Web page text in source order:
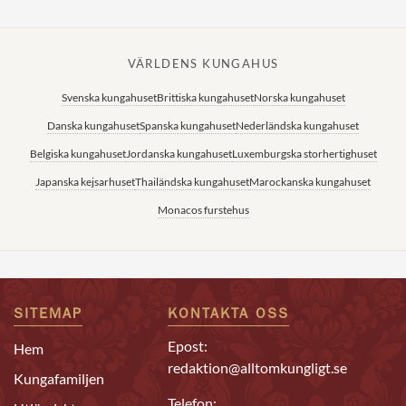
VÄRLDENS KUNGAHUS
Svenska kungahusetBrittiska kungahusetNorska kungahuset
Danska kungahusetSpanska kungahusetNederländska kungahuset
Belgiska kungahusetJordanska kungahusetLuxemburgska storhertighuset
Japanska kejsarhusetThailändska kungahusetMarockanska kungahuset
Monacos furstehus
SITEMAP
Hem
Kungafamiljen
KONTAKTA OSS
Epost:
redaktion@alltomkungligt.se